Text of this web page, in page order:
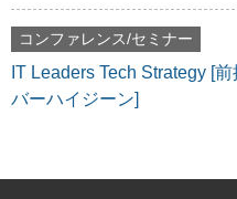
コンファレンス/セミナー
IT Leaders Tech Strategy [
バーハイジーン]